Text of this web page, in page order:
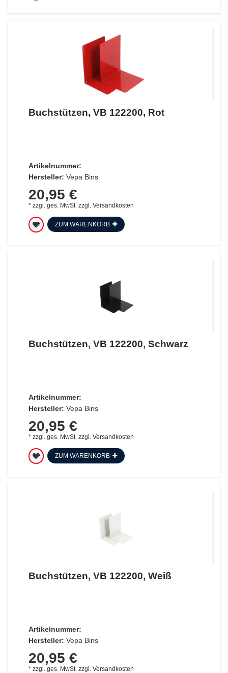
Buchstützen, VB 122200, Rot
Artikelnummer:
Hersteller: Vepa Bins
20,95 €
* zzgl. ges. MwSt. zzgl. Versandkosten
ZUM WARENKORB
Buchstützen, VB 122200, Schwarz
Artikelnummer:
Hersteller: Vepa Bins
20,95 €
* zzgl. ges. MwSt.zzgl. Versandkosten
ZUM WARENKORB
Buchstützen, VB 122200, Weiß
Artikelnummer:
Hersteller: Vepa Bins
20,95 €
* zzgl. ges. MwSt. zzgl. Versandkosten